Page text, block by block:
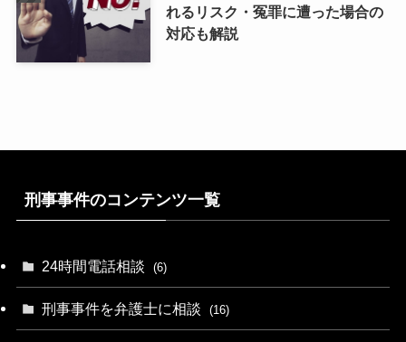
れるリスク・冤罪に遭った場合の
対応も解説
刑事事件のコンテンツ一覧
24時間電話相談 (6)
刑事事件を弁護士に相談 (16)